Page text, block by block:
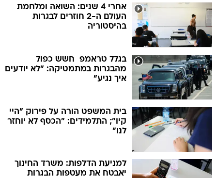
אחרי 4 שנים: השואה ומלחמת
העולם ה-2 חוזרים לבגרות
בהיסטוריה
בגלל טראמפ  חשש כפול
מהבגרות במתמטיקה: "לא יודעים
איך נגיע"
בית המשפט הורה על פירוק "היי
קיו"; התלמידים: "הכסף לא יוחזר
לנו"
למניעת הדלפות: משרד החינוך
יאבטח את מעטפות הבגרות